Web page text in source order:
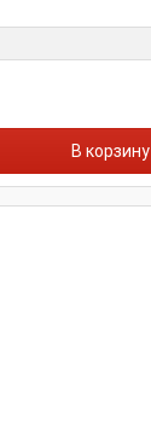
В корзину